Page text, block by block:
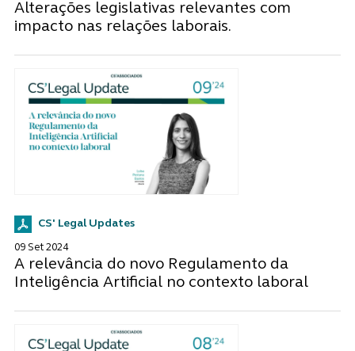
Alterações legislativas relevantes com
impacto nas relações laborais.
CS' Legal Updates
09 Set 2024
A relevância do novo Regulamento da
Inteligência Artificial no contexto laboral